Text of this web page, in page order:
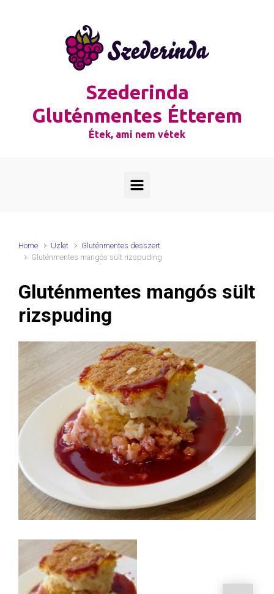
Szederinda
Gluténmentes Étterem
Étek, ami nem vétek
Home Üzlet
Gluténmentes desszert
Gluténmentes mangós sült rizspuding
Gluténmentes mangós sült
rizspuding
Next